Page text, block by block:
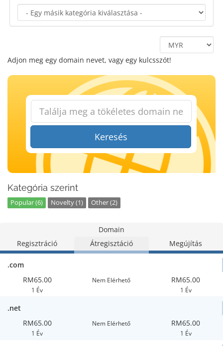
Adjon meg egy domain nevet, vagy egy kulcsszót!
Keresés
Kategória szerint
Popular (6) Novelty (1) Other (2)
Domain
Regisztráció
Átregisztáció Megújítás
.com
RM65.00
1 Év
Nem Elérhető RM65.00
1 Év
.net
RM65.00
1 Év
Nem Elérhető RM65.00
1 Év